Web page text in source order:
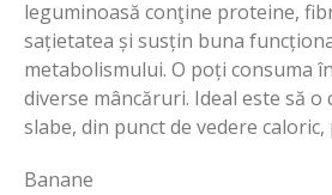
leguminoasă conţine proteine,
sațietatea și susțin buna
metabolismului. O poți consuma
diverse mâncăruri. Ideal este să
slabe, din punct de vedere
Banane